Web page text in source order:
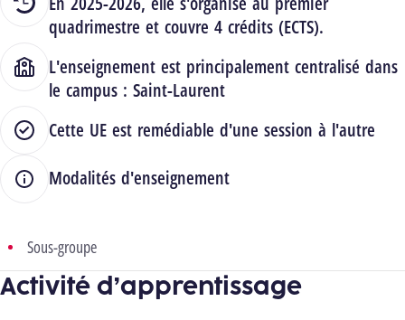
quadrimestre et couvre 4 crédits (ECTS).
L'enseignement est principalement centralisé dans
le campus : Saint-Laurent
Cette UE est remédiable d'une session à l'autre
Modalités d'enseignement
Sous-groupe
Activité d’apprentissage